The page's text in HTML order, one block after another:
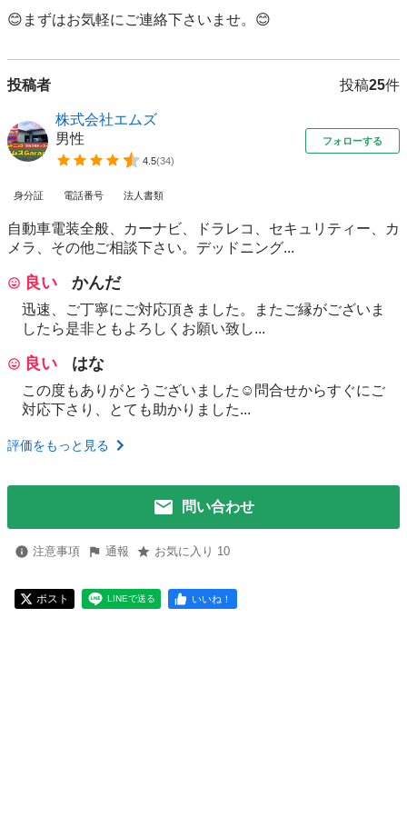
😊まずはお気軽にご連絡下さいませ。😊
投稿者 投稿25件
株式会社エムズ
男性
4.5(34)
フォローする
身分証 電話番号 法人書類
自動車電装全般、カーナビ、ドラレコ、セキュリティー、カ
メラ、その他ご相談下さい。デッドニング...
良い かんだ
迅速、ご丁寧にご対応頂きました。またご縁がございま
したら是非ともよろしくお願い致し...
良い はな
この度もありがとうございました☺️問合せからすぐにご
対応下さり、とても助かりました...
評価をもっと見る
問い合わせ
注意事項 通報 お気に入り 10
ポスト LINEで送る いいね！